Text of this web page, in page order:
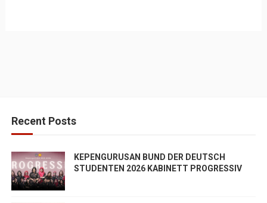
Recent Posts
KEPENGURUSAN BUND DER DEUTSCH
STUDENTEN 2026 KABINETT PROGRESSIV